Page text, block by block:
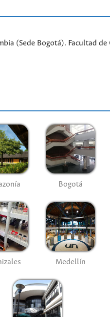
(Sede Bogotá). Facultad de
Bogotá
Medellín